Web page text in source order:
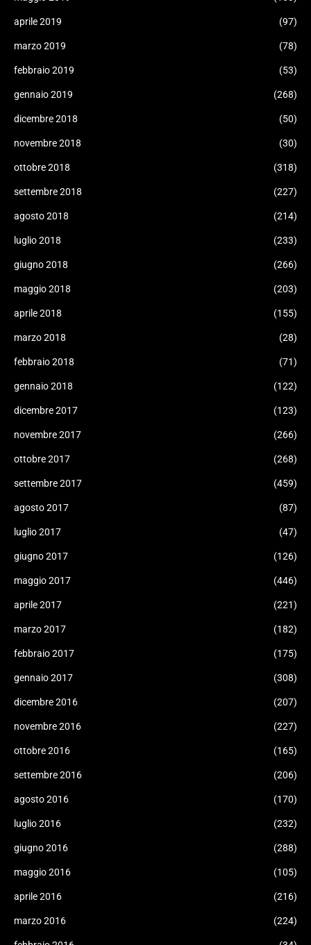
aprile 2019 (97)
marzo 2019 (78)
febbraio 2019 (53)
gennaio 2019 (268)
dicembre 2018 (50)
novembre 2018 (30)
ottobre 2018 (318)
settembre 2018 (227)
agosto 2018 (214)
luglio 2018 (233)
giugno 2018 (266)
maggio 2018 (203)
aprile 2018 (155)
marzo 2018 (28)
febbraio 2018 (71)
gennaio 2018 (122)
dicembre 2017 (123)
novembre 2017 (266)
ottobre 2017 (268)
settembre 2017 (459)
agosto 2017 (87)
luglio 2017 (47)
giugno 2017 (126)
maggio 2017 (446)
aprile 2017 (221)
marzo 2017 (182)
febbraio 2017 (175)
gennaio 2017 (308)
dicembre 2016 (207)
novembre 2016 (227)
ottobre 2016 (165)
settembre 2016 (206)
agosto 2016 (170)
luglio 2016 (232)
giugno 2016 (288)
maggio 2016 (105)
aprile 2016 (216)
marzo 2016 (224)